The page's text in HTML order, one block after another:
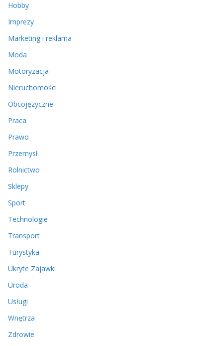
Hobby
Imprezy
Marketing i reklama
Moda
Motoryzacja
Nieruchomości
Obcojęzyczne
Praca
Prawo
Przemysł
Rolnictwo
Sklepy
Sport
Technologie
Transport
Turystyka
Ukryte Zajawki
Uroda
Usługi
Wnętrza
Zdrowie